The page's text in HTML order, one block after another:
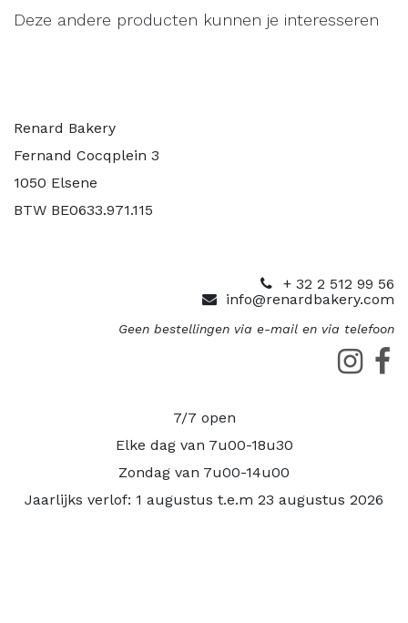
Deze andere producten kunnen je interesseren
Renard Bakery
Fernand Cocqplein 3
1050 Elsene
BTW BE0633.971.115
+ 32 2 512 99 56
info@renardbakery.com
Geen bestellingen via e-mail en via telefoon
7/7 open
Elke dag van 7u00-18u30
Zondag van 7u00-14u00
Jaarlijks verlof: 1 augustus t.e.m 23 augustus 2026